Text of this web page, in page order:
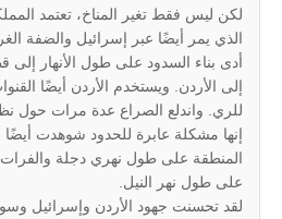
لكن ليس فقط تغير المناخ، تعتمد
الذي يمر أيضًا عبر إسرائيل والضفة
أدى بناء السدود على طول الأنهار
إلى الأردن. ويستخدم الأردن أيضًا
للري. واندلع الصراع عدة مرات حول
إنها مشكلة عابرة للحدود شوهدت
المنطقة على طول نهري دجلة
على طول نهر النيل.
لقد تحسنت جهود الأردن وإسرائيل